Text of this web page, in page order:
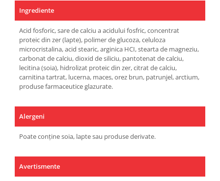
Ingrediente
Acid fosforic, sare de calciu a acidului fosfric, concentrat
proteic din zer (lapte), polimer de glucoza, celuloza
microcristalina, acid stearic, arginica HCI, stearta de magneziu,
carbonat de calciu, dioxid de siliciu, pantotenat de calciu,
lecitina (soia), hidrolizat proteic din zer, citrat de calciu,
carnitina tartrat, lucerna, maces, orez brun, patrunjel, arctium,
produse farmaceutice glazurate.
Alergeni
Poate conține soia, lapte sau produse derivate.
Avertismente